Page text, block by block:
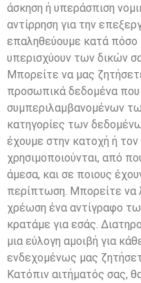
άσκηση ή υπεράσπιση
αντίρρηση για την
επαληθεύουμε κατά
υπερισχύουν των δικών
Μπορείτε να μας
προσωπικά δεδομένα που
συμπεριλαμβανομένων
κατηγορίες των
έχουμε στην κατοχή ή
χρησιμοποιούνται, από
άμεσα, και σε ποιους
περίπτωση. Μπορείτε να
χρέωση ένα αντίγραφο
κρατάμε για εσάς.
μια εύλογη αμοιβή για
ενδεχομένως μας
Κατόπιν αιτήματός σας,